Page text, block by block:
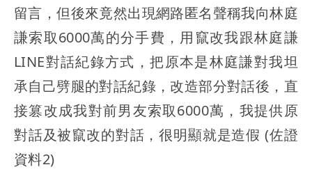
留言，但後來竟然出現網路匿名聲稱我向林庭
謙索取6000萬的分手費，用竄改我跟林庭謙
LINE對話紀錄方式，把原本是林庭謙對我坦
承自己劈腿的對話紀錄，改造部分對話後，直
接篡改成我對前男友索取6000萬，我提供原
對話及被竄改的對話，很明顯就是造假 (佐證
資料2)